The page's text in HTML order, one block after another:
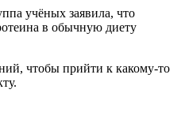
учёных заявила, что
в обычную диету
чтобы прийти к какому-то